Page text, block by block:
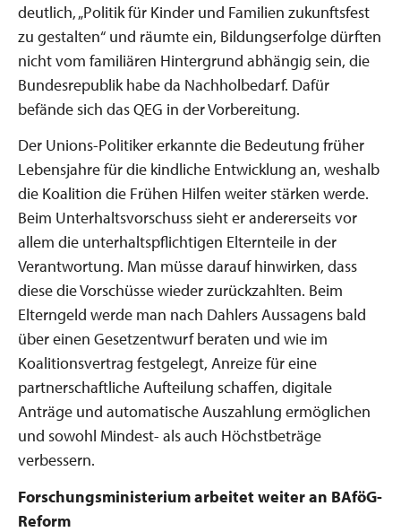
deutlich, „Politik für Kinder und Familien zukunftsfest
zu gestalten“ und räumte ein, Bildungserfolge dürften
nicht vom familiären Hintergrund abhängig sein, die
Bundesrepublik habe da Nachholbedarf. Dafür
befände sich das QEG in der Vorbereitung.
Der Unions-Politiker erkannte die Bedeutung früher
Lebensjahre für die kindliche Entwicklung an, weshalb
die Koalition die Frühen Hilfen weiter stärken werde.
Beim Unterhaltsvorschuss sieht er andererseits vor
allem die unterhaltspflichtigen Elternteile in der
Verantwortung. Man müsse darauf hinwirken, dass
diese die Vorschüsse wieder zurückzahlten. Beim
Elterngeld werde man nach Dahlers Aussagens bald
über einen Gesetzentwurf beraten und wie im
Koalitionsvertrag festgelegt, Anreize für eine
partnerschaftliche Aufteilung schaffen, digitale
Anträge und automatische Auszahlung ermöglichen
und sowohl Mindest- als auch Höchstbeträge
verbessern.
Forschungsministerium arbeitet weiter an BAföG-
Reform